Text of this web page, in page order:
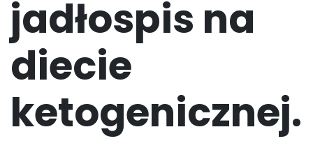
jadłospis na
diecie
ketogenicznej.